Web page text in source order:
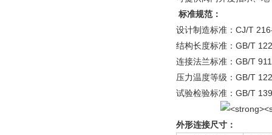
标准规范：
设计制造标准：CJ/T
结构长度标准：GB/T
连接法兰标准：GB/T
压力温度等级：GB/T
试验检验标准：GB/T
外形连接尺寸：